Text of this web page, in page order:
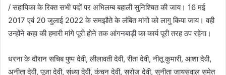
/ सहायिका के रिक्त सभी पदों पर अभिलम्ब बहाली सुनिश्चित की जाय। 16 मई
2017 एवं 20 जुलाई 2022 के समझौते के लंबित मांगो को लागु किया जाय। वही
उन्होंने कहा की हमारी मांगे पूरी होने तक आंगनबाड़ी का कार्य पूरी तरह ठप रहेगा।
धरना के दौरान सचिब पुष्प देवी, लीलावती देवी, रीता देवी, नीतू कुमारी, आशा देवी,
अनीता देवी, पूजा देवी, संध्या देवी, कंचन देवी, सरोज देवी, सुनीता जायसवाल समेत